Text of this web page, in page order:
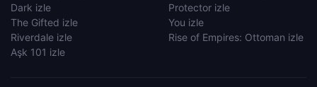
Dark izle
The Gifted izle
Riverdale izle
Aşk 101 izle
Protector izle
You izle
Rise of Empires: Ottoman izle